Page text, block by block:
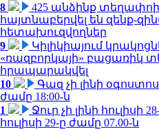
8
425 անձինք
հայտնաբերվել են զենք-
հետախուզվողներ
9
Կիլիկիայում
«ռազբորկայի» բացառիկ
հրապարակվել
10
Գազ չի լինի
ժամը 18:00-ն
1
Ջուր չի լինի հուլիսի
հուլիսի 29-ը ժամը 07.00-ն